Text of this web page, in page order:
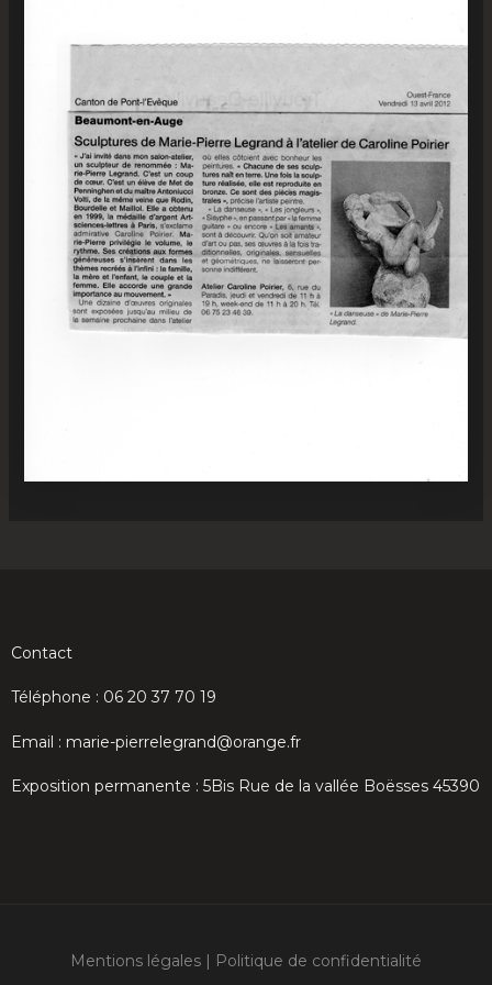
Contact
Téléphone : 06 20 37 70 19
Email : marie-pierrelegrand@orange.fr
Exposition permanente : 5Bis Rue de la vallée Boësses 45390
Mentions légales | Politique de confidentialité